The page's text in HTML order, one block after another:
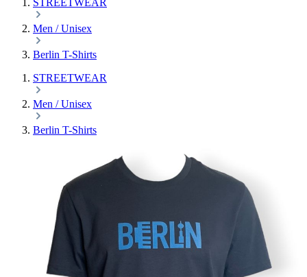
STREETWEAR
Men / Unisex
Berlin T-Shirts
STREETWEAR
Men / Unisex
Berlin T-Shirts